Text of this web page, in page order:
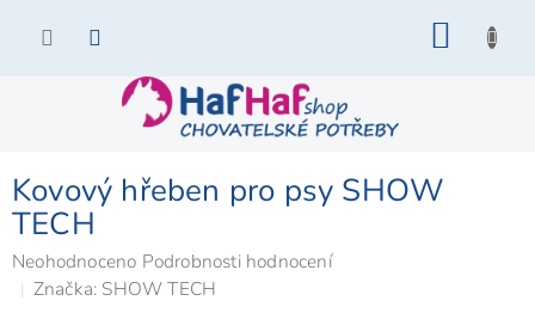
Kovový hřeben pro psy SHOW
TECH
Průměrné
hodnocení
Neohodnoceno Podrobnosti hodnocení
Značka: SHOW TECH